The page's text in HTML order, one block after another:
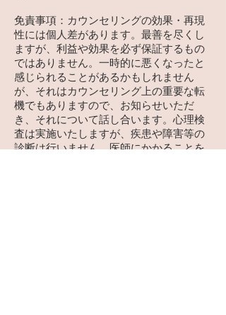
免責事項：カウンセリングの効果・再現
性には個人差があります。最善を尽くし
ますが、利益や効果を必ず保証するもの
ではありません。一時的に悪くなったと
感じられることがあるかもしれません
が、それはカウンセリング上の重要な転
機でもありますので、お知らせいただ
き、それについて話し合います。 心理検
査は実施いたしますが、疾患や障害等の
診断は行いません。医師にかかることを